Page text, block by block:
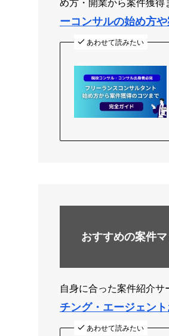
め方・開業から案件獲得
ーコンサルの始め方
あわせて読みたい
おすすめの案件
自身に合った案件紹介サ
チング・エージェン
あわせて読みたい